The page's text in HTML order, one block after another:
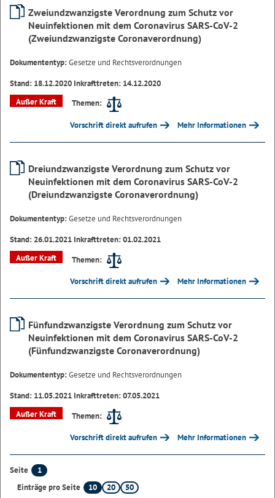
Zweiundzwanzigste Verordnung zum Schutz vor
Neuinfektionen mit dem Coronavirus SARS-CoV-2
(Zweiundzwanzigste Coronaverordnung)
Dokumententyp:Gesetze und Rechtsverordnungen
Stand: 18.12.2020 Inkrafttreten: 14.12.2020
Außer Kraft
Themen:
Vorschrift direkt aufrufen Mehr Informationen
Dreiundzwanzigste Verordnung zum Schutz vor
Neuinfektionen mit dem Coronavirus SARS-CoV-2
(Dreiundzwanzigste Coronaverordnung)
Dokumententyp:Gesetze und Rechtsverordnungen
Stand: 26.01.2021 Inkrafttreten: 01.02.2021
Außer Kraft
Themen:
Vorschrift direkt aufrufen Mehr Informationen
Fünfundzwanzigste Verordnung zum Schutz vor
Neuinfektionen mit dem Coronavirus SARS-CoV-2
(Fünfundzwanzigste Coronaverordnung)
Dokumententyp:Gesetze und Rechtsverordnungen
Stand: 11.05.2021 Inkrafttreten: 07.05.2021
Außer Kraft
Themen:
Vorschrift direkt aufrufen Mehr Informationen
Seite
1
Einträge pro Seite
10 20 50